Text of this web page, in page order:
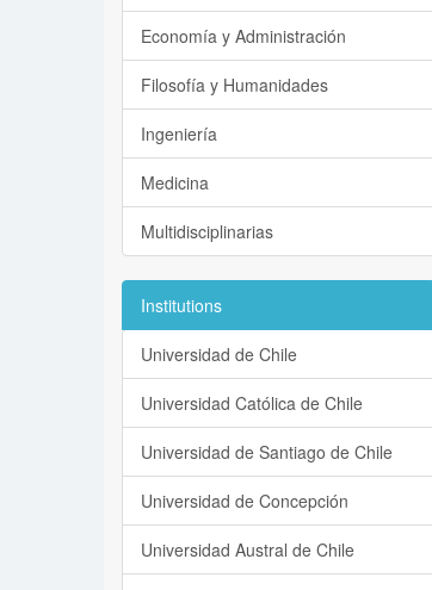
Economía y Administración
Filosofía y Humanidades
Ingeniería
Medicina
Multidisciplinarias
Institutions
Universidad de Chile
Universidad Católica de Chile
Universidad de Santiago de Chile
Universidad de Concepción
Universidad Austral de Chile